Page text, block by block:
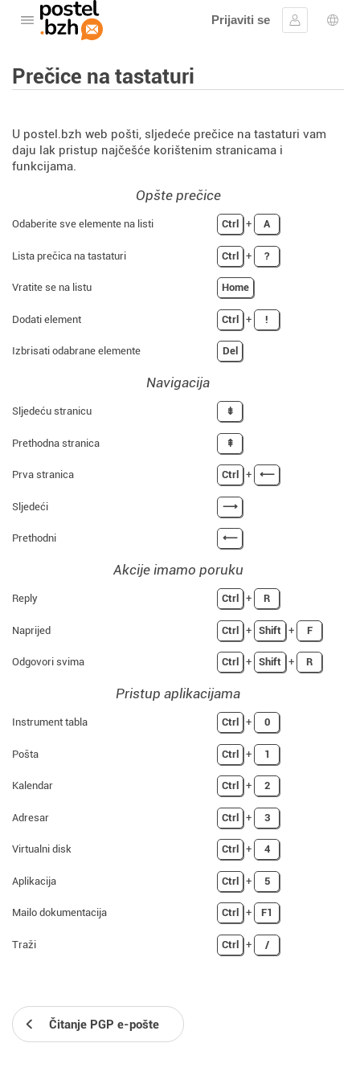
Otvorite meni
Prijaviti se
Prijavite se
Prečice na tastaturi
U postel.bzh web pošti, sljedeće prečice na tastaturi vam
daju lak pristup najčešće korištenim stranicama i
funkcijama.
Opšte prečice
Odaberite sve elemente na listi Ctrl + A
Lista prečica na tastaturi Ctrl + ?
Vratite se na listu Home
Dodati element Ctrl + !
Izbrisati odabrane elemente Del
Navigacija
Sljedeću stranicu ⇟
Prethodna stranica ⇞
Prva stranica Ctrl + ⟵
Sljedeći ⟶
Prethodni ⟵
Akcije imamo poruku
Reply Ctrl + R
Naprijed Ctrl + Shift + F
Odgovori svima Ctrl + Shift + R
Pristup aplikacijama
Instrument tabla Ctrl + 0
Pošta Ctrl + 1
Kalendar Ctrl + 2
Adresar Ctrl + 3
Virtualni disk Ctrl + 4
Aplikacija Ctrl + 5
Mailo dokumentacija Ctrl + F1
Traži Ctrl + /
Čitanje PGP e-pošte